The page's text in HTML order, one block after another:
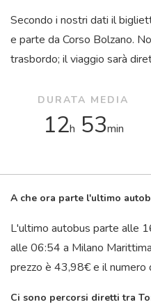
Secondo i nostri dati il
e parte da Corso Bolzano.
trasbordo; il viaggio sarà
DURATA MEDIA
12h 53min
A che ora parte l'ultimo
L'ultimo autobus parte alle
alle 06:54 a Milano
prezzo è 43,98€ e il numero
Ci sono percorsi diretti tra